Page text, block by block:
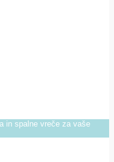
in spalne vreče za vaše